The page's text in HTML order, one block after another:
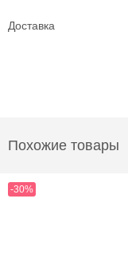
Доставка
Похожие товары
-30%